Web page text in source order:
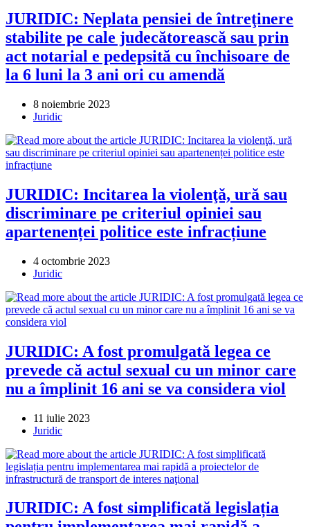
JURIDIC: Neplata pensiei de întreţinere
stabilite pe cale judecătorească sau prin
act notarial e pedepsită cu închisoare de
la 6 luni la 3 ani ori cu amendă
Post
published:
8 noiembrie 2023
Post
Juridic
JURIDIC: Incitarea la violenţă, ură sau
discriminare pe criteriul opiniei sau
apartenenței politice este infracțiune
Post
published:
4 octombrie 2023
Post
Juridic
JURIDIC: A fost promulgată legea ce
prevede că actul sexual cu un minor care
nu a împlinit 16 ani se va considera viol
Post
published:
11 iulie 2023
Post
Juridic
JURIDIC: A fost simplificată legislația